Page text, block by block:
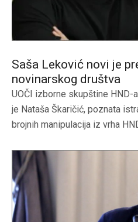
Saša Leković novi je
novinarskog društva
UOČI izborne skupštine
je Nataša Škaričić, poznata
brojnih manipulacija iz vrha